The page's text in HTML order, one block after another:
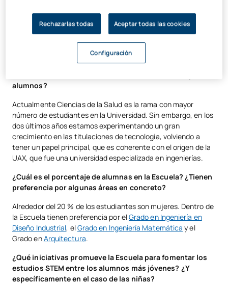
¿Qué porcentaje del total de titulaciones de la UAX
corresponde a las impartidas en la EPS?
Alrededor del 30 % de las titulaciones UAX son del ámbito de
ingeniería y arquitectura.
alumnos?
Actualmente Ciencias de la Salud es la rama con mayor
número de estudiantes en la Universidad. Sin embargo, en los
dos últimos años estamos experimentando un gran
crecimiento en las titulaciones de tecnología, volviendo a
tener un papel principal, que es coherente con el origen de la
UAX, que fue una universidad especializada en ingenierías.
¿Cuál es el porcentaje de alumnas en la Escuela? ¿Tienen
preferencia por algunas áreas en concreto?
Alrededor del 20 % de los estudiantes son mujeres. Dentro de
la Escuela tienen preferencia por elGrado en Ingeniería en
Diseño Industrial, elGrado en Ingeniería Matemática y el
Grado enArquitectura.
¿Qué iniciativas promueve la Escuela para fomentar los
estudios STEM entre los alumnos más jóvenes? ¿Y
específicamente en el caso de las niñas?
Rechazarlas todas Aceptar todas las cookies
Configuración